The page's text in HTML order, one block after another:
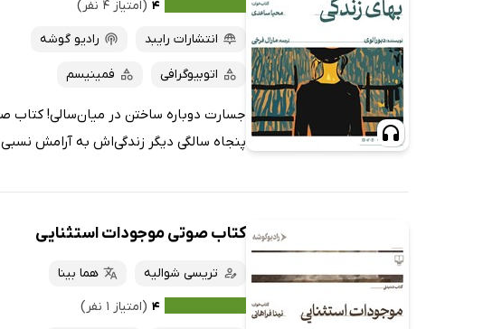
۴ (امتیاز ۴ نفر)
انتشارات رایبد
رادیو گوشه
اتوبیوگرافی فمینیسم
جسارت دوباره ساختن در میان‌سالی! کتاب
پنجاه سالگی دیگر زندگی‌اش به آرامش
کتاب صوتی موجودات استثنایی
تریسی شوالیه
هما بینا
۴ (امتیاز ۱ نفر)